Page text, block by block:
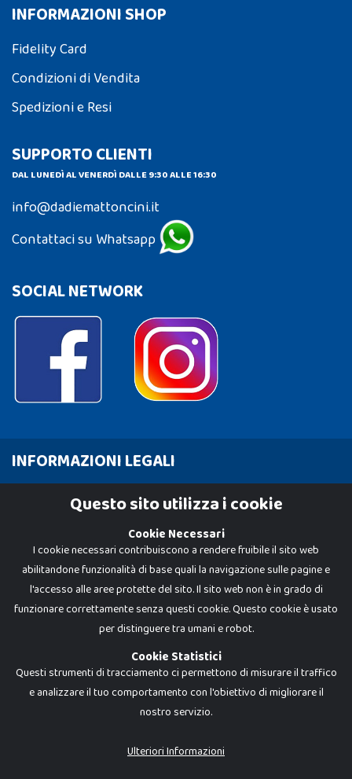
INFORMAZIONI SHOP
Fidelity Card
Condizioni di Vendita
Spedizioni e Resi
SUPPORTO CLIENTI
DAL LUNEDÌ AL VENERDÌ DALLE 9:30 ALLE 16:30
info@dadiemattoncini.it
Contattaci su Whatsapp
SOCIAL NETWORK
INFORMAZIONI LEGALI
Cookie Policy
Dadi e Mattoncini è un brand di Giocabene Srl. Ogni riproduzione o utilizzo non
I prezzi e le promozioni pubblicate potrebbero differire da quanto esposto in
Questo sito utilizza i cookie
Cookie Necessari
I cookie necessari contribuiscono a rendere fruibile il sito web
abilitandone funzionalità di base quali la navigazione sulle pagine e
l'accesso alle aree protette del sito. Il sito web non è in grado di
funzionare correttamente senza questi cookie. Questo cookie è usato
per distinguere tra umani e robot.
Cookie Statistici
Questi strumenti di tracciamento ci permettono di misurare il traffico
e analizzare il tuo comportamento con l'obiettivo di migliorare il
nostro servizio.
Ulteriori Informazioni